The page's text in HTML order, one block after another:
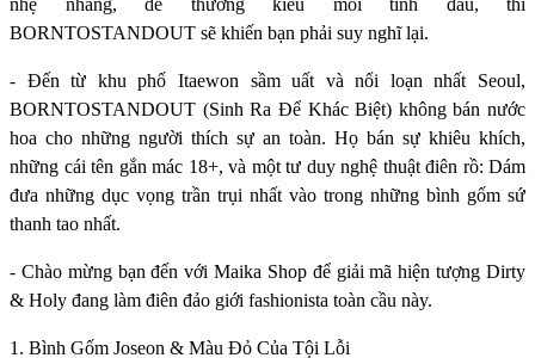
nhẹ nhàng, dễ thương kiểu mối tình đầu, thì
BORNTOSTANDOUT sẽ khiến bạn phải suy nghĩ lại.
- Đến từ khu phố Itaewon sầm uất và nổi loạn nhất Seoul,
BORNTOSTANDOUT (Sinh Ra Để Khác Biệt) không bán nước
hoa cho những người thích sự an toàn. Họ bán sự khiêu khích,
những cái tên gắn mác 18+, và một tư duy nghệ thuật điên rồ: Dám
đưa những dục vọng trần trụi nhất vào trong những bình gốm sứ
thanh tao nhất.
- Chào mừng bạn đến với Maika Shop để giải mã hiện tượng Dirty
& Holy đang làm điên đảo giới fashionista toàn cầu này.
1. Bình Gốm Joseon & Màu Đỏ Của Tội Lỗi